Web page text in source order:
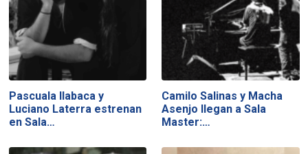
Pascuala Ilabaca y
Luciano Laterra estrenan
en Sala…
Camilo Salinas y Macha
Asenjo llegan a Sala
Master:…